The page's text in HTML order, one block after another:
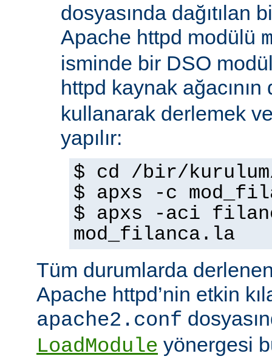
dosyasında dağıtılan
Apache httpd modülü
isminde bir DSO
httpd kaynak ağacının
kullanarak derlemek
yapılır:
$ cd /bir/
$ apxs -c
$ apxs -aci
mod_filanca.la
Tüm durumlarda
Apache httpd’nin etkin
apache2.conf
LoadModule yönergesi